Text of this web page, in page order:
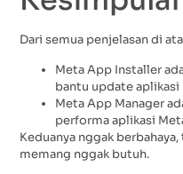
Dari semua penjelasan di
Meta App Installer
bantu update aplikasi
Meta App Manager
performa aplikasi
Keduanya nggak
memang nggak butuh.